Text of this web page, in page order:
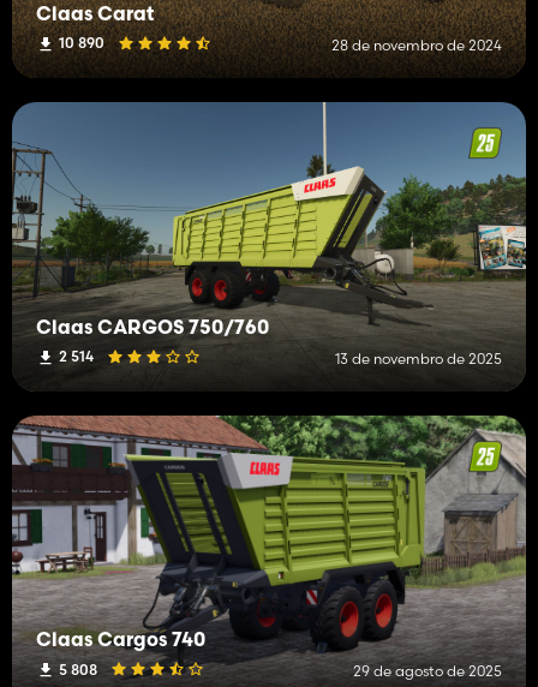
Claas Carat
10 890 28 de novembro de 2024
Claas CARGOS 750/760
2 514 13 de novembro de 2025
Claas Cargos 740
5 808 29 de agosto de 2025